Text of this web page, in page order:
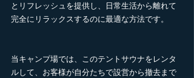
とリフレッシュを提供し、日常生活から離れて
完全にリラックスするのに最適な方法です。
当キャンプ場では、このテントサウナをレンタ
ルして、お客様が自分たちで設営から撤去まで